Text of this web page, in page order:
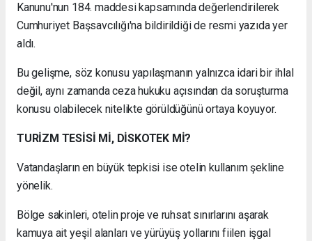
Kanunu'nun 184. maddesi kapsamında değerlendirilerek
Cumhuriyet Başsavcılığı'na bildirildiği de resmi yazıda yer
aldı.
Bu gelişme, söz konusu yapılaşmanın yalnızca idari bir ihlal
değil, aynı zamanda ceza hukuku açısından da soruşturma
konusu olabilecek nitelikte görüldüğünü ortaya koyuyor.
TURİZM TESİSİ Mİ, DİSKOTEK Mİ?
Vatandaşların en büyük tepkisi ise otelin kullanım şekline
yönelik.
Bölge sakinleri, otelin proje ve ruhsat sınırlarını aşarak
kamuya ait yeşil alanları ve yürüyüş yollarını fiilen işgal